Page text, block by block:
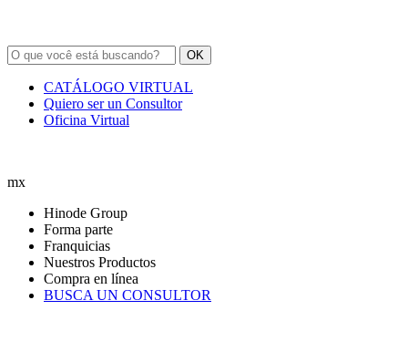
OK
CATÁLOGO VIRTUAL
Quiero ser un Consultor
Oficina Virtual
mx
Hinode Group
Forma parte
Franquicias
Nuestros Productos
Compra en línea
BUSCA UN CONSULTOR